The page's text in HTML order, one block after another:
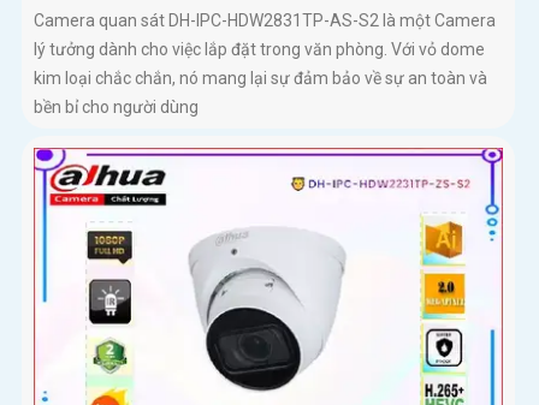
Camera quan sát DH-IPC-HDW2831TP-AS-S2 là một Camera
lý tưởng dành cho việc lắp đặt trong văn phòng. Với vỏ dome
kim loại chắc chắn, nó mang lại sự đảm bảo về sự an toàn và
bền bỉ cho người dùng